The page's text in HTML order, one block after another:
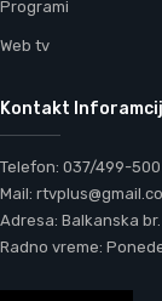
Programi
Web tv
Kontakt
Telefon: 037/499-500
Mail:
Adresa: Balkanska br.
Radno vreme: